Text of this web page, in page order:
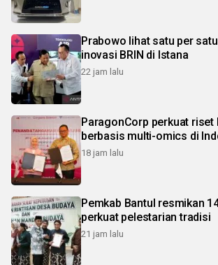
Prabowo lihat satu per
inovasi BRIN di Istana
22 jam lalu
ParagonCorp perkuat riset
berbasis multi-omics di
18 jam lalu
Pemkab Bantul resmikan
perkuat pelestarian tradisi
21 jam lalu